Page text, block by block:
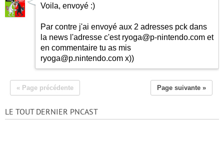
Voila, envoyé :)
Par contre j'ai envoyé aux 2 adresses pck dans
la news l'adresse c'est ryoga@p-nintendo.com et
en commentaire tu as mis
ryoga@p.nintendo.com x))
« Page précédente Page suivante »
LE TOUT DERNIER PNCAST